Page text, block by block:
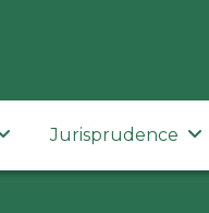
Jurisprudence